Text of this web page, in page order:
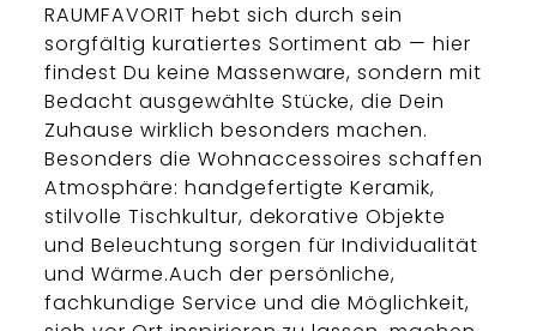
RAUMFAVORIT hebt sich durch sein
sorgfältig kuratiertes Sortiment ab — hier
findest Du keine Massenware, sondern mit
Bedacht ausgewählte Stücke, die Dein
Zuhause wirklich besonders machen.
Besonders die Wohnaccessoires schaffen
Atmosphäre: handgefertigte Keramik,
stilvolle Tischkultur, dekorative Objekte
und Beleuchtung sorgen für Individualität
und Wärme.Auch der persönliche,
fachkundige Service und die Möglichkeit,